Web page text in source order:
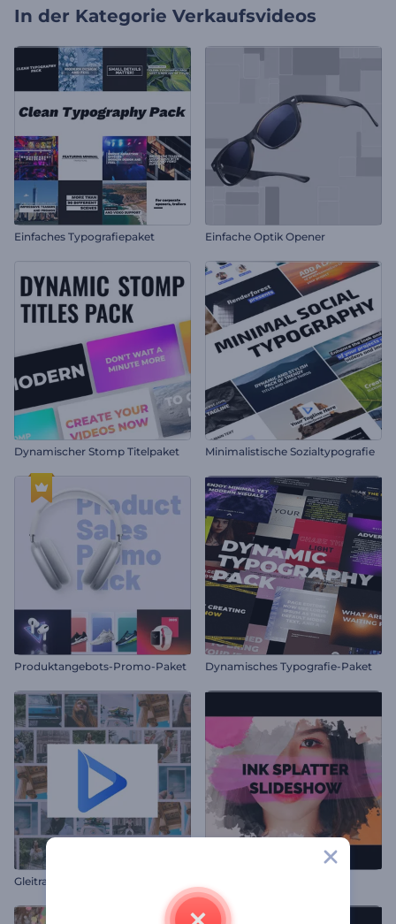
In der Kategorie Verkaufsvideos
Einfaches Typografiepaket Einfache Optik Opener
Dynamischer Stomp Titelpaket Minimalistische Sozialtypografie
Produktangebots-Promo-Paket Dynamisches Typografie-Paket
Gleitrahmen Intro